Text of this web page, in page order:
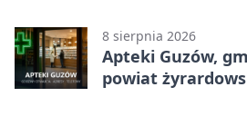
8 sierpnia 2026
Apteki Guzów,
powiat